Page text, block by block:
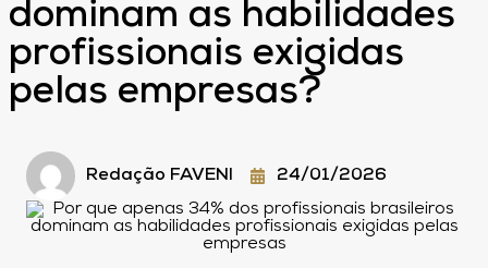
dominam as habilidades
profissionais exigidas
pelas empresas?
Redação FAVENI 24/01/2026